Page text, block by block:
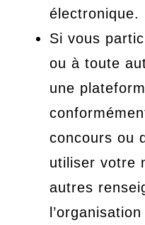
électronique.
Si vous
ou à toute
une
concours ou
utiliser votre
autres